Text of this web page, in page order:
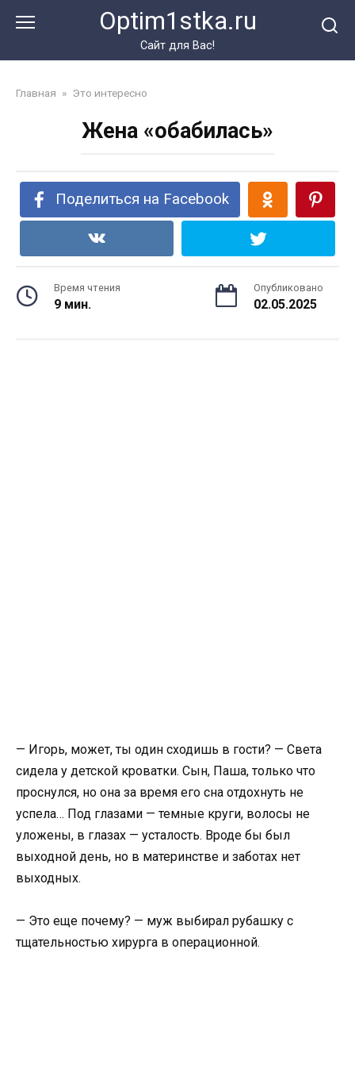
Optim1stka.ru
Сайт для Вас!
Главная » Это интересно
Жена «обабилась»
Поделиться на Facebook
Время чтения
9 мин.
Опубликовано
02.05.2025
— Игорь, может, ты один сходишь в гости? — Света
сидела у детской кроватки. Сын, Паша, только что
проснулся, но она за время его сна отдохнуть не
успела… Под глазами — темные круги, волосы не
уложены, в глазах — усталость. Вроде бы был
выходной день, но в материнстве и заботах нет
выходных.
— Это еще почему? — муж выбирал рубашку с
тщательностью хирурга в операционной.